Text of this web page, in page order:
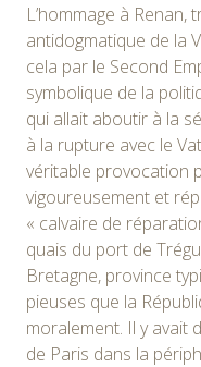
L’hommage à
antidogmatique de la
cela par le Second
symbolique de la
qui allait aboutir à la
à la rupture avec le
véritable provocation
vigoureusement et
« calvaire de
quais du port de
Bretagne, province
pieuses que la
moralement. Il y avait
de Paris dans la